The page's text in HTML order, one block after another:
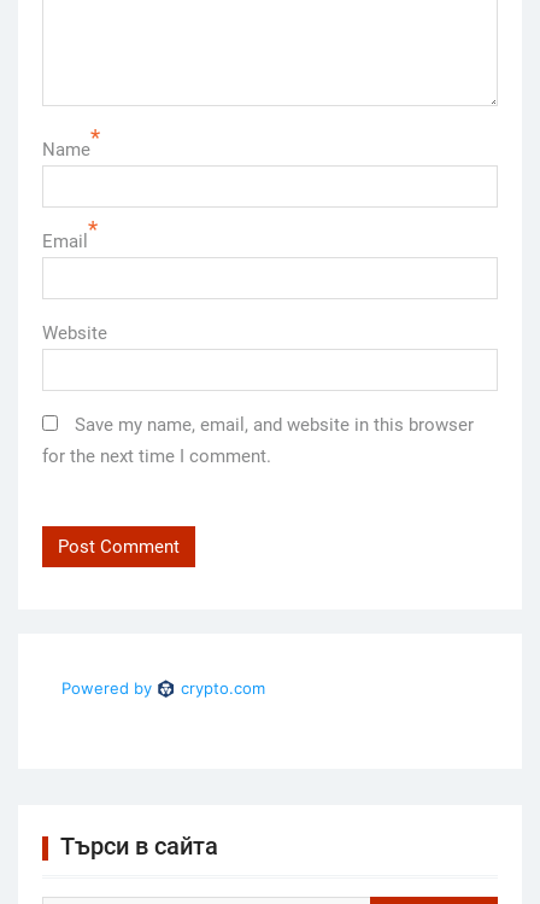
Name*
Email *
Website
Save my name, email, and website in this browser
for the next time I comment.
Търси в сайта